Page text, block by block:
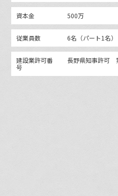
資本金 500万
従業員数 6名（パート1名）
建設業許可番
号
長野県知事許可